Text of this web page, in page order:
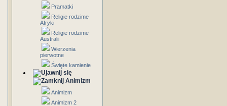
Pramatki
Religie rodzime
Afryki
Religie rodzime
Australii
Wierzenia
pierwotne
Święte kamienie
Animizm
Animizm
Animizm 2